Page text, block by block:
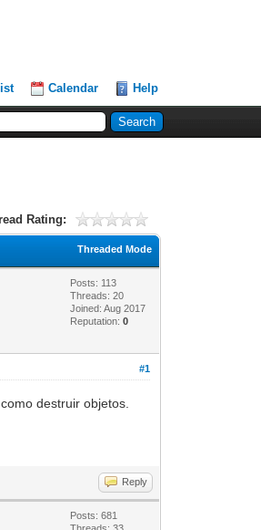
Calendar Help
Rating:
Threaded Mode
Posts: 113
Threads: 20
Joined: Aug 2017
Reputation:0
#1
destruir objetos.
Reply
Posts: 681